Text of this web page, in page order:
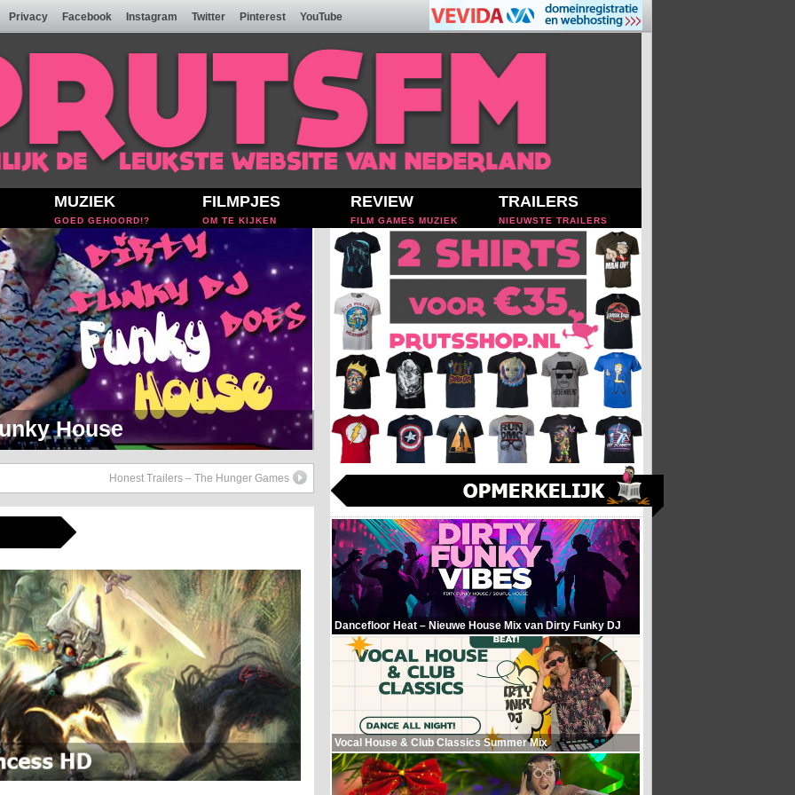
Privacy Facebook Instagram Twitter Pinterest YouTube
MUZIEK
GOED GEHOORD!?
FILMPJES
OM TE KIJKEN
REVIEW
FILM GAMES MUZIEK
TRAILERS
NIEUWSTE TRAILERS
Soul Setje
Honest Trailers – The Hunger Games
Dancefloor Heat – Nieuwe House Mix van Dirty Funky DJ
Vocal House & Club Classics Summer Mix